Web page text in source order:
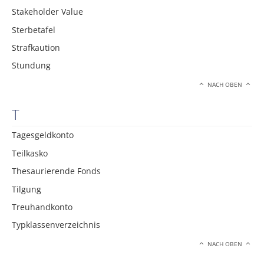
Stakeholder Value
Sterbetafel
Strafkaution
Stundung
NACH OBEN
T
Tagesgeldkonto
Teilkasko
Thesaurierende Fonds
Tilgung
Treuhandkonto
Typklassenverzeichnis
NACH OBEN